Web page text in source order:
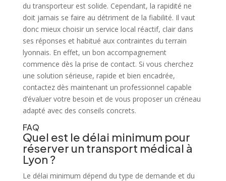
du transporteur est solide. Cependant, la rapidité ne
doit jamais se faire au détriment de la fiabilité. Il vaut
donc mieux choisir un service local réactif, clair dans
ses réponses et habitué aux contraintes du terrain
lyonnais. En effet, un bon accompagnement
commence dès la prise de contact. Si vous cherchez
une solution sérieuse, rapide et bien encadrée,
contactez dès maintenant un professionnel capable
d’évaluer votre besoin et de vous proposer un créneau
adapté avec des conseils concrets.
FAQ
Quel est le délai minimum pour
réserver un transport médical à
Lyon ?
Le délai minimum dépend du type de demande et du